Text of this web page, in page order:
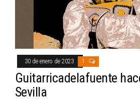
30 de enero de 2023 1
Guitarricadelafuente
Sevilla